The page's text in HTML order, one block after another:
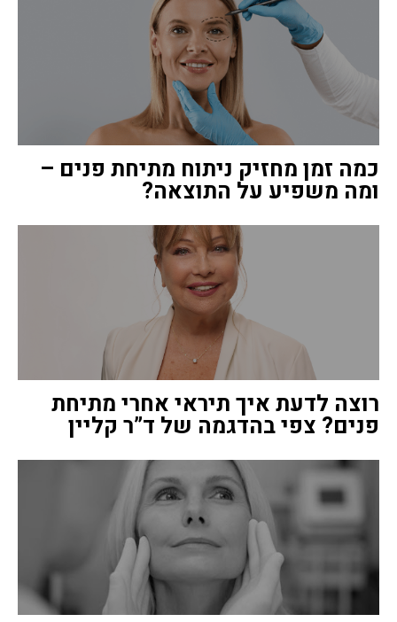
כמה זמן מחזיק ניתוח מתיחת פנים –
ומה משפיע על התוצאה?
רוצה לדעת איך תיראי אחרי מתיחת
פנים? צפי בהדגמה של ד”ר קליין